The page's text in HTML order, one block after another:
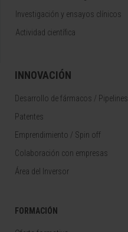
Investigación y ensayos clínicos
Actividad científica
INNOVACIÓN
Desarrollo de fármacos / Pipelines
Patentes
Emprendimiento / Spin off
Colaboración con empresas
Área del Inversor
FORMACIÓN